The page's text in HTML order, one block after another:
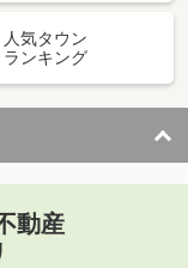
人気タウン
ランキング
動産